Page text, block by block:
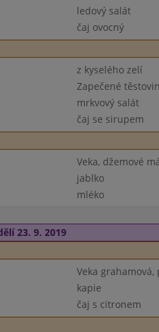
ledový salát
čaj ovocný
z kyselého zelí
Zapečené
mrkvový salát
čaj se sirupem
Veka, džemové
jablko
mléko
23. 9. 2019
Veka
kapie
čaj s citronem